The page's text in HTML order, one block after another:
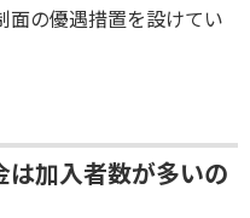
面の優遇措置を設けてい
加入者数が多いの